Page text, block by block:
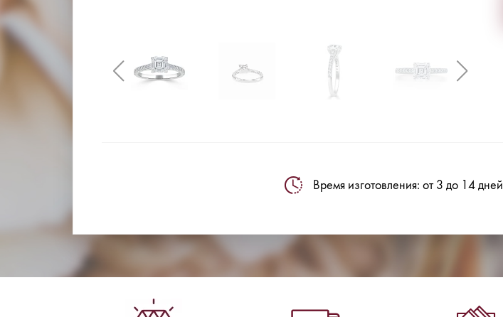
Время изготовления: от 3 до 14 дней